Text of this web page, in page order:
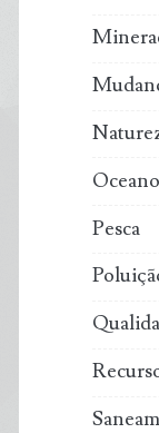
Pesca